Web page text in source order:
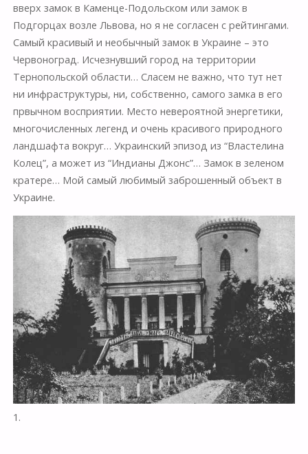
вверх замок в Каменце-Подольском или замок в
Подгорцах возле Львова, но я не согласен с рейтингами.
Самый красивый и необычный замок в Украине – это
Червоноград. Исчезнувший город на территории
Тернопольской области… Сласем не важно, что тут нет
ни инфраструктуры, ни, собственно, самого замка в его
првычном восприятии. Место невероятной энергетики,
многочисленных легенд и очень красивого природного
ландшафта вокруг… Украинский эпизод из “Властелина
Колец”, а может из “Индианы Джонс”… Замок в зеленом
кратере… Мой самый любимый заброшенный объект в
Украине.
1.